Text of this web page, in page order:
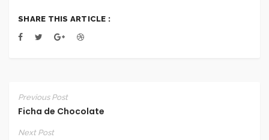
SHARE THIS ARTICLE :
Previous Post
Ficha de Chocolate
Next Post